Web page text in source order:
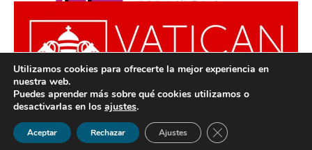
© ODISUR | Todos los derechos reservados |Política de
Privacidad
Aviso Legal
Utilizamos cookies para ofrecerte la mejor experiencia en
nuestra web.
Puedes aprender más sobre qué cookies utilizamos o
desactivarlas en los ajustes.
Aceptar Rechazar Ajustes Cerrar el banner de